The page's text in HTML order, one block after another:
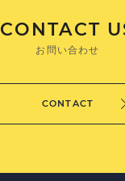
CONTACT
お問い合わせ
CONTACT